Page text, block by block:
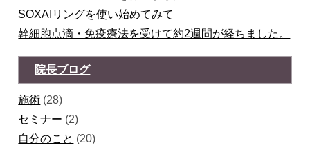
SOXAIリングを使い始めてみて
幹細胞点滴・免疫療法を受けて約2週間が経ちました。
院長ブログ
施術 (28)
セミナー (2)
自分のこと (20)